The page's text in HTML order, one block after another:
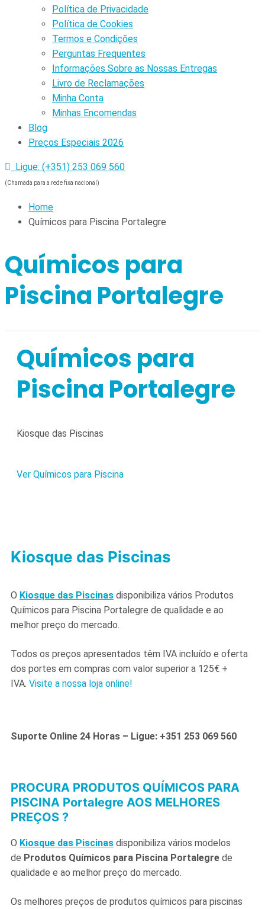
Política de Privacidade
Política de Cookies
Termos e Condições
Perguntas Frequentes
Informações Sobre as Nossas Entregas
Livro de Reclamações
Minha Conta
Minhas Encomendas
Blog
Preços Especiais 2026
Ligue: (+351) 253 069 560
(Chamada para a rede fixa nacional)
Home
Químicos para Piscina Portalegre
Químicos para
Piscina Portalegre
Químicos para
Piscina Portalegre
Kiosque das Piscinas
Ver Químicos para Piscina
Kiosque das Piscinas
O Kiosque das Piscinas disponibiliza vários Produtos
Químicos para Piscina Portalegre de qualidade e ao
melhor preço do mercado.
Todos os preços apresentados têm IVA incluído e oferta
dos portes em compras com valor superior a 125€ +
IVA. Visite a nossa loja online!
Suporte Online 24 Horas – Ligue: +351 253 069 560
PROCURA PRODUTOS QUÍMICOS PARA
PISCINA Portalegre AOS MELHORES
PREÇOS ?
O Kiosque das Piscinas disponibiliza vários modelos
de Produtos Químicos para Piscina Portalegre de
qualidade e ao melhor preço do mercado.
Os melhores preços de produtos químicos para piscinas